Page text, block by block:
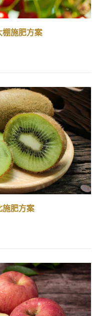
棚施肥方案
施肥方案